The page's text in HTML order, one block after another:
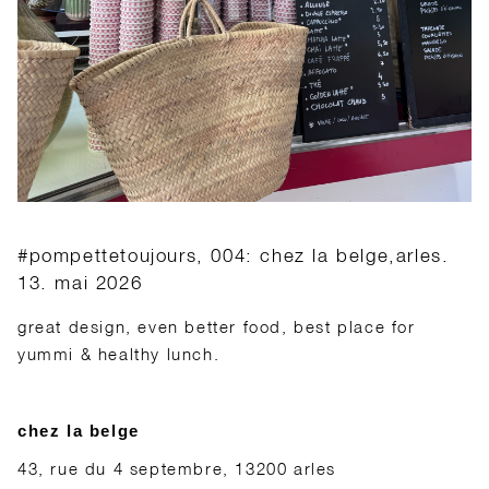
#pompettetoujours, 004: chez la belge,arles.
13. mai 2026
great design, even better food, best place for
yummi & healthy lunch.
chez la belge
43, rue du 4 septembre, 13200 arles